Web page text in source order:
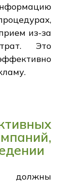
из-за
Это
должны